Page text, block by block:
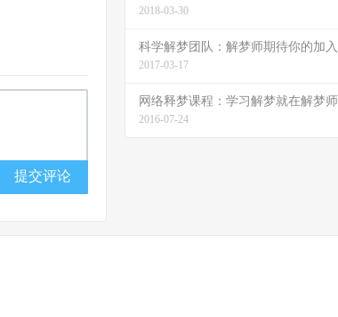
提交评论
2018-03-30
科学解梦团队：解梦师期待你的加入
2017-03-17
网络释梦课程：学习解梦就在解梦师
2016-07-24